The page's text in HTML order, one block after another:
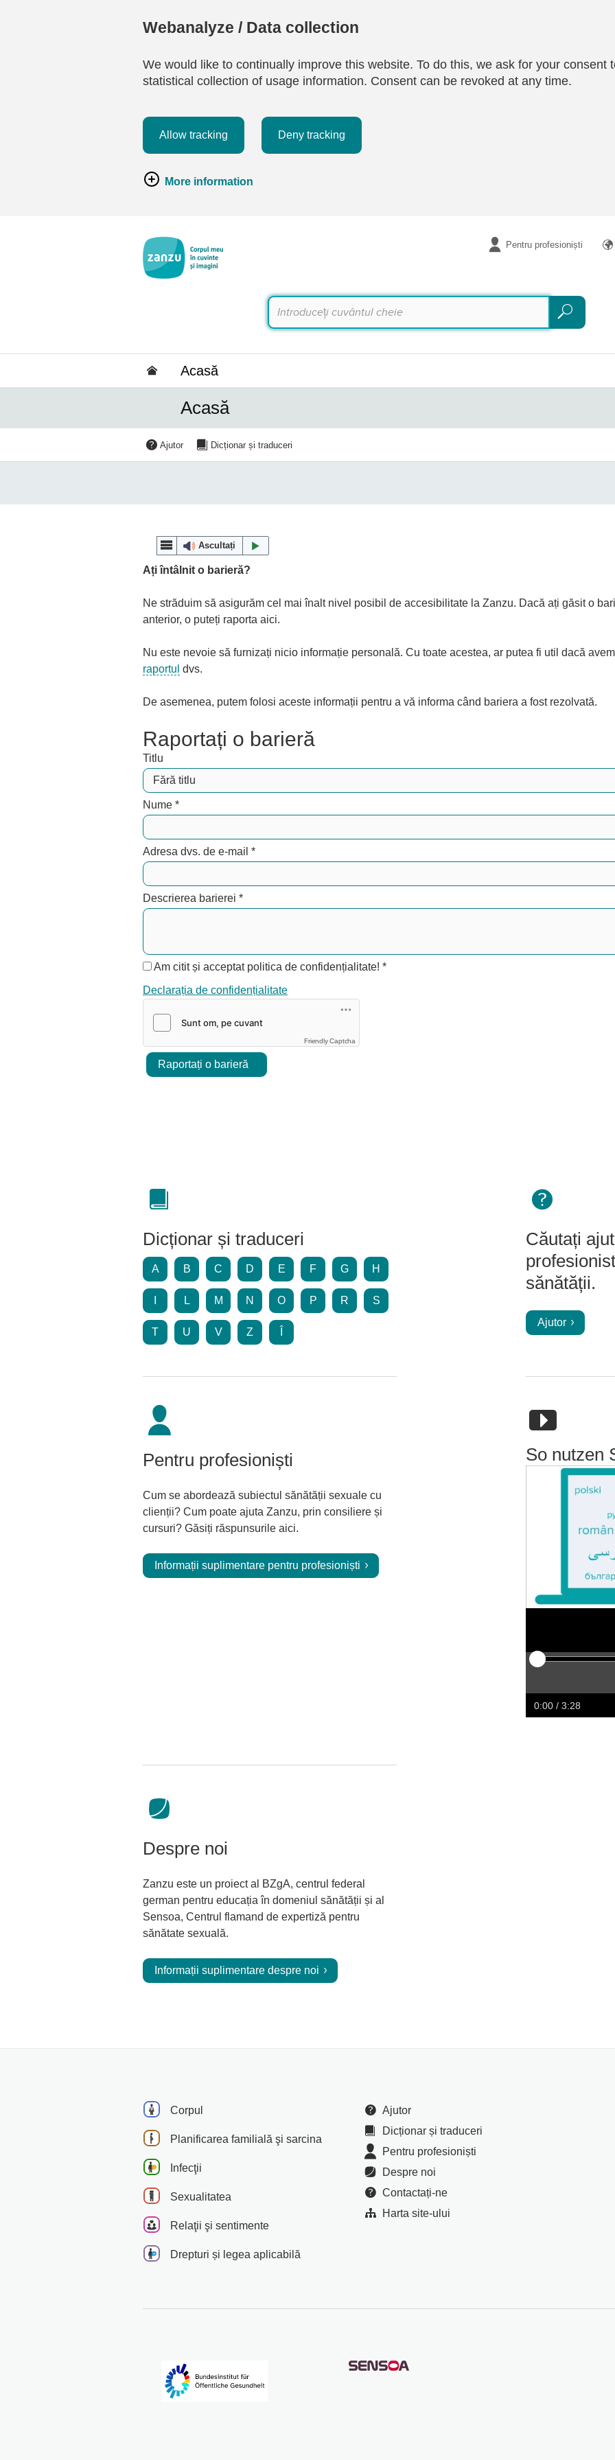
Webanalyze / Data collection
We would like to continually improve this website. To do this, we ask for your consent
statistical collection of usage information. Consent can be revoked at any time.
Allow tracking Deny tracking
More information
Pentru profesioniști
Căutare
Căutare
Acasă
Acasă
Ajutor Dicționar și traduceri
Ascultați
Ați întâlnit o barieră?
Ne străduim să asigurăm cel mai înalt nivel posibil de accesibilitate la Zanzu. Dacă ați găsit o
anterior, o puteți raporta aici.
Nu este nevoie să furnizați nicio informație personală. Cu toate acestea, ar putea fi util dacă
raportul dvs.
De asemenea, putem folosi aceste informații pentru a vă informa când bariera a fost rezolvată.
Raportați o barieră
Titlu
Nume *
Adresa dvs. de e-mail *
Descrierea barierei *
Am citit și acceptat politica de confidențialitate! *
Declarația de confidențialitate
Friendly Captcha
Raportați o barieră
Dicționar și traduceri
A B C D E F G H
L M N O P R S
T U V Z
Căutați
sănătății.
Ajutor
Pentru profesioniști
Cum se abordează subiectul sănătății sexuale cu
clienții? Cum poate ajuta Zanzu, prin consiliere și
cursuri? Găsiți răspunsurile aici.
Informații suplimentare pentru profesioniști
So nutzen
0:00 / 3:28
Despre noi
Zanzu este un proiect al BZgA, centrul federal
german pentru educația în domeniul sănătății și al
Sensoa, Centrul flamand de expertiză pentru
sănătate sexuală.
Informații suplimentare despre noi
Corpul
Planificarea familială şi sarcina
Infecţii
Sexualitatea
Relaţii şi sentimente
Drepturi și legea aplicabilă
Ajutor
Dicționar și traduceri
Pentru profesioniști
Despre noi
Contactați-ne
Harta site-ului